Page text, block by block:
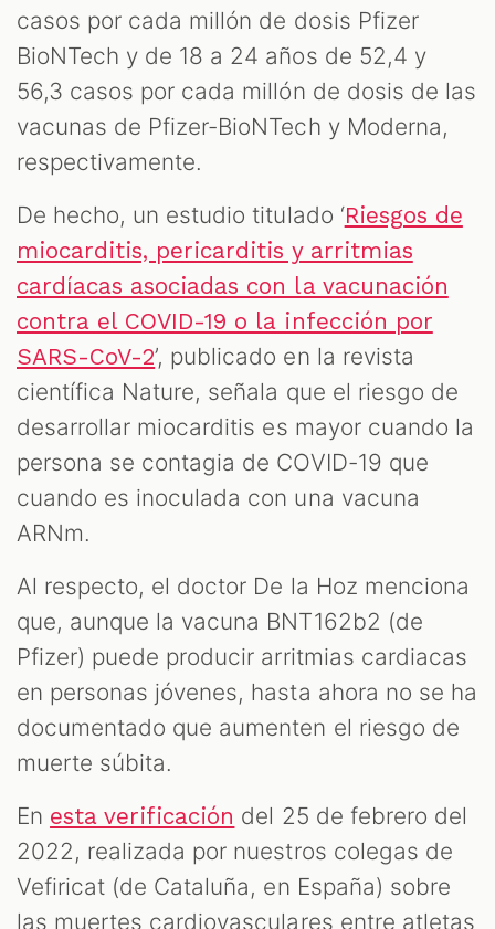
casos por cada millón de dosis Pfizer
BioNTech y de 18 a 24 años de 52,4 y
56,3 casos por cada millón de dosis de las
vacunas de Pfizer-BioNTech y Moderna,
respectivamente.
De hecho, un estudio titulado ‘Riesgos de
miocarditis, pericarditis y arritmias
cardíacas asociadas con la vacunación
contra el COVID-19 o la infección por
SARS-CoV-2’, publicado en la revista
científica Nature, señala que el riesgo de
desarrollar miocarditis es mayor cuando la
persona se contagia de COVID-19 que
cuando es inoculada con una vacuna
ARNm.
Al respecto, el doctor De la Hoz menciona
que, aunque la vacuna BNT162b2 (de
Pfizer) puede producir arritmias cardiacas
en personas jóvenes, hasta ahora no se ha
documentado que aumenten el riesgo de
muerte súbita.
En esta verificación del 25 de febrero del
2022, realizada por nuestros colegas de
Vefiricat (de Cataluña, en España) sobre
las muertes cardiovasculares entre atletas